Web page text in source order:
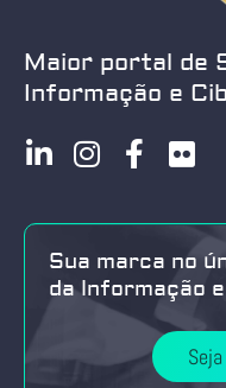
Maior portal de
Informação e
Sua marca no
da Informação